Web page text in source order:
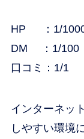
HP ：1/
DM ：1/100
口コミ：1/1
インターネッ
しやすい環境